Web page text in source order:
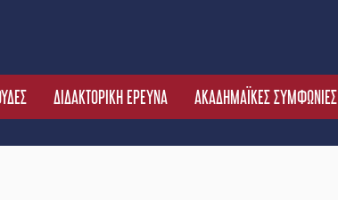
ΔΙΔΑΚΤΟΡΙΚΗ ΕΡΕΥΝΑ ΑΚΑΔΗΜΑΪΚΕΣ ΣΥΜΦΩΝΙΕΣ